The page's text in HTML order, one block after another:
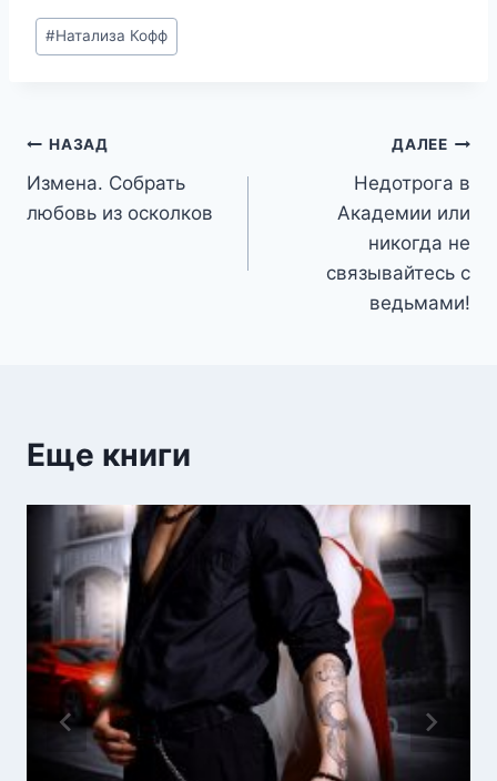
Метки
записи:
#Натализа Кофф
Навигация
по
НАЗАД
Измена. Собрать
любовь из осколков
ДАЛЕЕ
Недотрога в
Академии или
никогда не
связывайтесь с
ведьмами!
Еще книги